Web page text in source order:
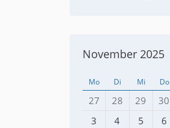
November 2025
Mo Di Mi Do
27 28 29 30
3
4 5 6